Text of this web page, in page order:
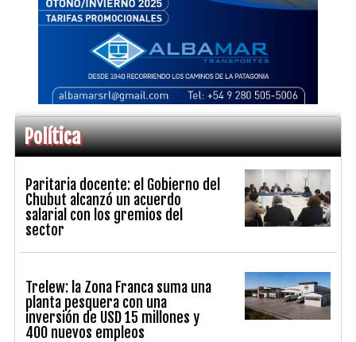
Política
Paritaria docente: el Gobierno del
Chubut alcanzó un acuerdo
salarial con los gremios del
sector
Trelew: la Zona Franca suma una
planta pesquera con una
inversión de USD 15 millones y
400 nuevos empleos